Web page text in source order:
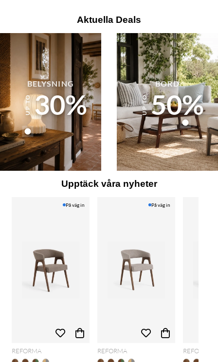
Aktuella Deals
BELYSNING
30%
BORD
50%
Upptäck våra nyheter
På väg in
REFORMA
På väg in
REFORMA REFORMA